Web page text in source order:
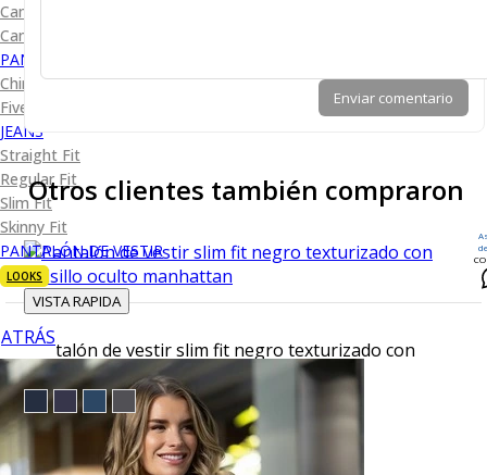
Camiseta Lisa
Camiseta Diseño
PANTALÓN CASUAL
Chino
Five Pocket
JEANS
Straight Fit
Regular Fit
Slim Fit
Skinny Fit
PANTALÓN DE VESTIR
LOOKS
ATRÁS
Enviar comentario
Otros clientes también compraron
VISTA RAPIDA
Pantalón de vestir slim fit negro texturizado con
bolsillo oculto manhattan
$53.95
TU TERCERA PRENDA GRATIS
de